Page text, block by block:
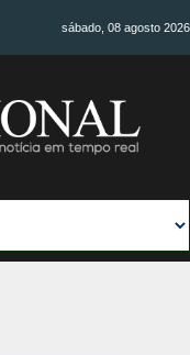
sábado, 08 agosto 2026